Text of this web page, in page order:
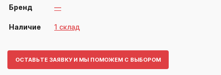
Бренд —
Наличие 1 склад
ОСТАВЬТЕ ЗАЯВКУ И МЫ ПОМОЖЕМ С ВЫБОРОМ